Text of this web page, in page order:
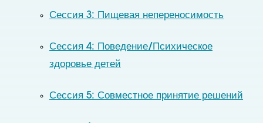
Сессия 3: Пищевая непереносимость
Сессия 4: Поведение/Психическое
здоровье детей
Сессия 5: Совместное принятие решений